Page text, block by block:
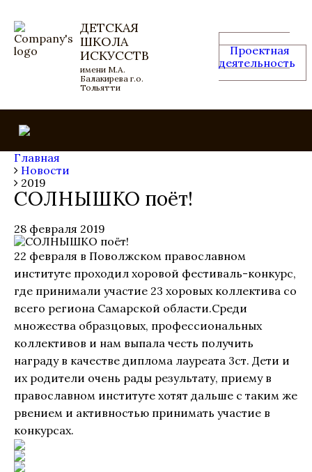
ДЕТСКАЯ
ШКОЛА
ИСКУССТВ
имени М.А.
Балакирева г.о.
Тольятти
Проектная
деятельность
Главная
Новости
2019
СОЛНЫШКО поёт!
28 февраля 2019
22 февраля в Поволжском православном
институте проходил хоровой фестиваль-конкурс,
где принимали участие 23 хоровых коллектива со
всего региона Самарской области.Среди
множества образцовых, профессиональных
коллективов и нам выпала честь получить
награду в качестве диплома лауреата 3ст. Дети и
их родители очень рады результату, приему в
православном институте хотят дальше с таким же
рвением и активностью принимать участие в
конкурсах.